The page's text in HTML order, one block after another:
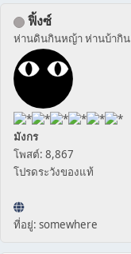
ฟิ้งซ์
ห่านดินกินหญ้า ห่านบ้ากิน
มังกร
โพสต์: 8,867
โปรดระวังของแท้
ที่อยู่: somewhere